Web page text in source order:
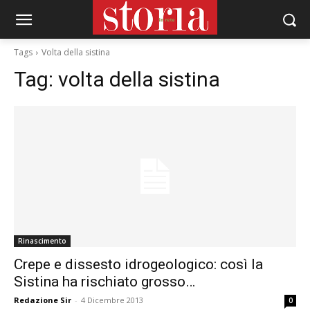
Tags Volta della sistina
Tag: volta della sistina
Rinascimento
Crepe e dissesto idrogeologico: così la
Sistina ha rischiato grosso…
Redazione Sir - 4 Dicembre 2013 0